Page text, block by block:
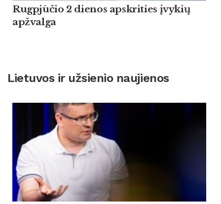
Rugpjūčio 2 dienos apskrities įvykių
apžvalga
Lietuvos ir užsienio naujienos